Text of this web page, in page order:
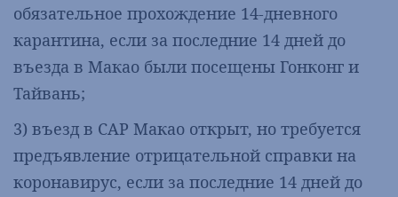
обязательное прохождение 14-дневного
карантина, если за последние 14 дней до
въезда в Макао были посещены Гонконг и
Тайвань;
3) въезд в САР Макао открыт, но требуется
предъявление отрицательной справки на
коронавирус, если за последние 14 дней до